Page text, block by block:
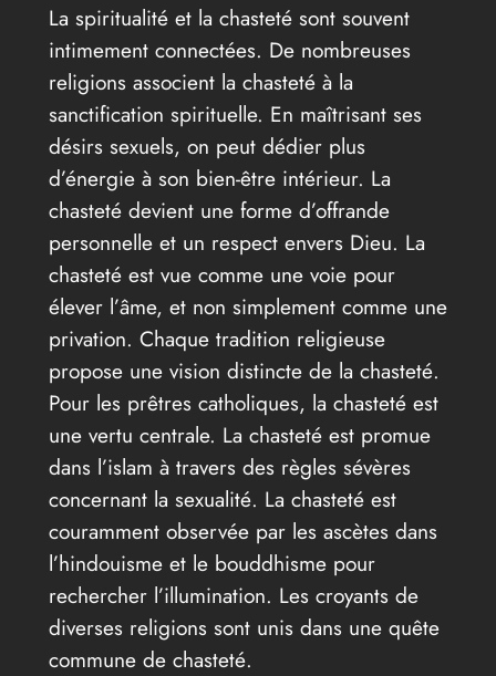
La spiritualité et la chasteté sont souvent
intimement connectées. De nombreuses
religions associent la chasteté à la
sanctification spirituelle. En maîtrisant ses
désirs sexuels, on peut dédier plus
d’énergie à son bien-être intérieur. La
chasteté devient une forme d’offrande
personnelle et un respect envers Dieu. La
chasteté est vue comme une voie pour
élever l’âme, et non simplement comme une
privation. Chaque tradition religieuse
propose une vision distincte de la chasteté.
Pour les prêtres catholiques, la chasteté est
une vertu centrale. La chasteté est promue
dans l’islam à travers des règles sévères
concernant la sexualité. La chasteté est
couramment observée par les ascètes dans
l’hindouisme et le bouddhisme pour
rechercher l’illumination. Les croyants de
diverses religions sont unis dans une quête
commune de chasteté.